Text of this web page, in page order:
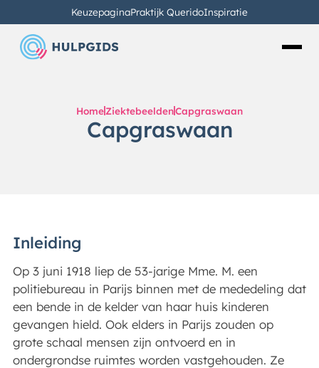
KeuzepaginaPraktijk QueridoInspiratie
HomeZiektebeeldenCapgraswaan
Capgraswaan
Inleiding
Op 3 juni 1918 liep de 53-jarige Mme. M. een
politiebureau in Parijs binnen met de mededeling dat
een bende in de kelder van haar huis kinderen
gevangen hield. Ook elders in Parijs zouden op
grote schaal mensen zijn ontvoerd en in
ondergrondse ruimtes worden vastgehouden. Ze